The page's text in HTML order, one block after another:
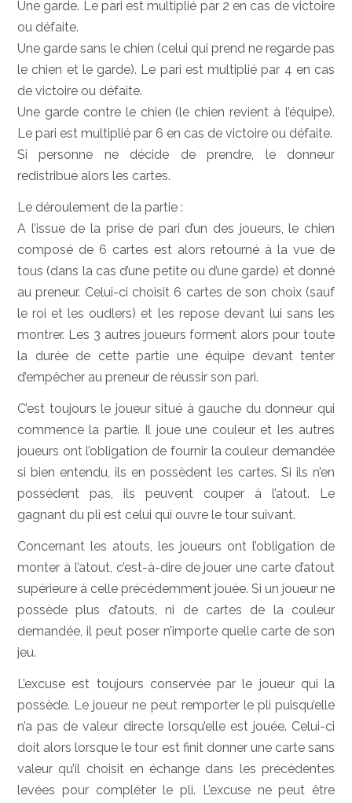
Une garde. Le pari est multiplié par 2 en cas de victoire
ou défaite.
Une garde sans le chien (celui qui prend ne regarde pas
le chien et le garde). Le pari est multiplié par 4 en cas
de victoire ou défaite.
Une garde contre le chien (le chien revient à l’équipe).
Le pari est multiplié par 6 en cas de victoire ou défaite.
Si personne ne décide de prendre, le donneur
redistribue alors les cartes.
Le déroulement de la partie :
A l’issue de la prise de pari d’un des joueurs, le chien
composé de 6 cartes est alors retourné à la vue de
tous (dans la cas d’une petite ou d’une garde) et donné
au preneur. Celui-ci choisit 6 cartes de son choix (sauf
le roi et les oudlers) et les repose devant lui sans les
montrer. Les 3 autres joueurs forment alors pour toute
la durée de cette partie une équipe devant tenter
d’empêcher au preneur de réussir son pari.
C’est toujours le joueur situé à gauche du donneur qui
commence la partie. Il joue une couleur et les autres
joueurs ont l’obligation de fournir la couleur demandée
si bien entendu, ils en possèdent les cartes. Si ils n’en
possèdent pas, ils peuvent couper à l’atout. Le
gagnant du pli est celui qui ouvre le tour suivant.
Concernant les atouts, les joueurs ont l’obligation de
monter à l’atout, c’est-à-dire de jouer une carte d’atout
supérieure à celle précédemment jouée. Si un joueur ne
possède plus d’atouts, ni de cartes de la couleur
demandée, il peut poser n’importe quelle carte de son
jeu.
L’excuse est toujours conservée par le joueur qui la
possède. Le joueur ne peut remporter le pli puisqu’elle
n’a pas de valeur directe lorsqu’elle est jouée. Celui-ci
doit alors lorsque le tour est finit donner une carte sans
valeur qu’il choisit en échange dans les précédentes
levées pour compléter le pli. L’excuse ne peut être